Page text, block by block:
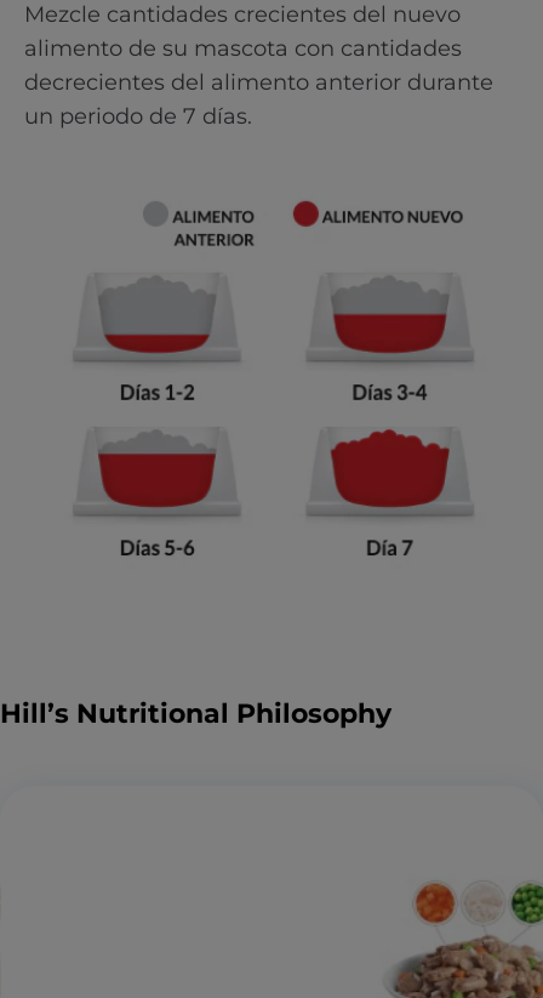
Mezcle cantidades crecientes del nuevo
alimento de su mascota con cantidades
decrecientes del alimento anterior durante
un periodo de 7 días.
Hill’s Nutritional Philosophy